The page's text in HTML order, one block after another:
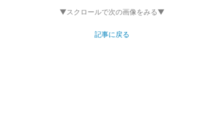
▼スクロールで次の画像をみる▼
記事に戻る